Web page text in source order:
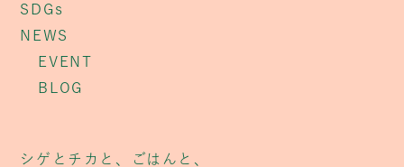
SDGs
NEWS
EVENT
BLOG
シゲとチカと、ごはんと、